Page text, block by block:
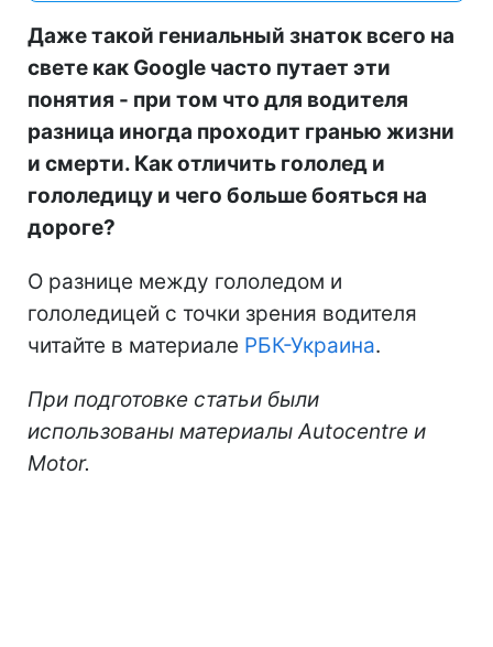
Даже такой гениальный знаток всего на
свете как Google часто путает эти
понятия - при том что для водителя
разница иногда проходит гранью жизни
и смерти. Как отличить гололед и
гололедицу и чего больше бояться на
дороге?
О разнице между гололедом и
гололедицей с точки зрения водителя
читайте в материале РБК-Украина.
При подготовке статьи были
использованы материалы Autocentre и
Motor.